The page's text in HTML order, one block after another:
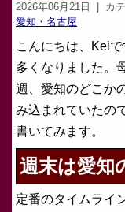
2026年06月21日 | カ
愛知・名古屋
こんにちは、Kei
多くなりました。
週、愛知のどこか
み込まれていたの
書いてみます。
週末は愛知
定番のタイムライ